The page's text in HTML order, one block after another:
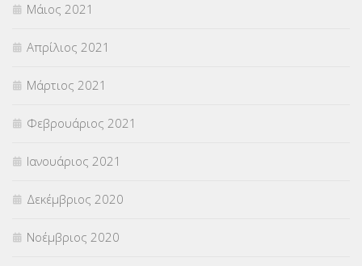
Μάιος 2021
Απρίλιος 2021
Μάρτιος 2021
Φεβρουάριος 2021
Ιανουάριος 2021
Δεκέμβριος 2020
Νοέμβριος 2020